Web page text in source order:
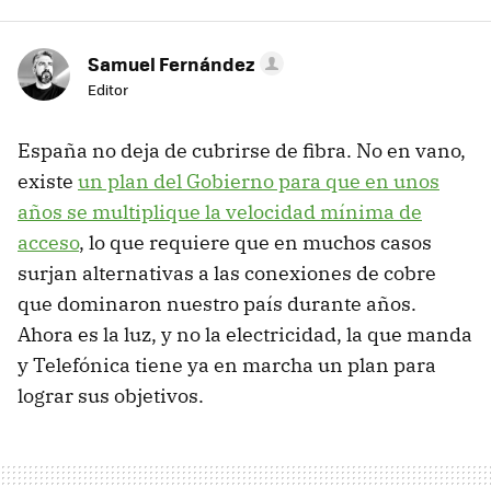
Samuel Fernández
Editor
España no deja de cubrirse de fibra. No en vano,
existe un plan del Gobierno para que en unos
años se multiplique la velocidad mínima de
acceso, lo que requiere que en muchos casos
surjan alternativas a las conexiones de cobre
que dominaron nuestro país durante años.
Ahora es la luz, y no la electricidad, la que manda
y Telefónica tiene ya en marcha un plan para
lograr sus objetivos.